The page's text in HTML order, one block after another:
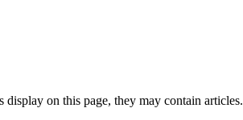
display on this page, they may contain articles.